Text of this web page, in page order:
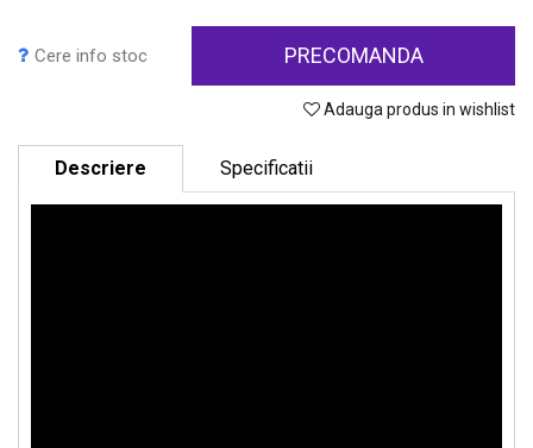
Cere info stoc PRECOMANDA
Adauga produs in wishlist
Descriere Specificatii